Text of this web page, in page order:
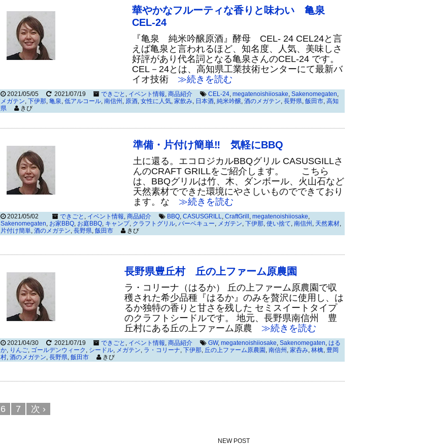
華やかなフルーティな香りと味わい 亀泉
CEL-24
『亀泉 純米吟醸原酒』酵母 CEL- 24 CEL24と言
えば亀泉と言われるほど、知名度、人気、美味しさ
好評があり代名詞となる亀泉さんのCEL-24 です。
CEL－24とは、高知県工業技術センターにて最新バ
イオ技術≫続きを読む
2021/05/05 2021/07/19 できごと , イベント情報, 商品紹介 CEL-24, megatenoishiiosake, Sakenomegaten,
メガテン, 下伊那, 亀泉, 低アルコール, 南信州 , 原酒, 女性に人気, 家飲み, 日本酒, 純米吟醸, 酒のメガテン, 長野県, 飯田市, 高知
県
きび
準備・片付け簡単‼ 気軽にBBQ
土に還る。エコロジカルBBQグリル CASUSGILLさ
んのCRAFT GRILLをご紹介します。 こちら
は、BBQグリルは竹、木、ダンボール、火山石など
天然素材でできた環境にやさしいものでできており
ます。な ≫続きを読む
2021/05/02 できごと , イベント情報, 商品紹介 BBQ, CASUSGRILL, CraftGrill , megatenoishiiosake,
Sakenomegaten, お家BBQ, お庭BBQ, キャンプ, クラフトグリル, バーベキュー, メガテン, 下伊那, 使い捨て, 南信州 , 天然素材,
片付け簡単, 酒のメガテン, 長野県, 飯田市 きび
長野県豊丘村 丘の上ファーム原農園
ラ・コリーナ（はるか） 丘の上ファーム原農園で収
穫された希少品種『はるか』のみを贅沢に使用し、は
るか独特の香りと甘さを残した セミスイートタイプ
のクラフトシードルです。 地元、長野県南信州 豊
丘村にある丘の上ファーム原農 ≫続きを読む
2021/04/30 2021/07/19 できごと , イベント情報, 商品紹介 GW, megatenoishiiosake, Sakenomegaten, はる
か, りんご, ゴールデンウィーク , シードル, メガテン, ラ・コリーナ, 下伊那, 丘の上ファーム原農園 , 南信州 , 家呑み, 林檎, 豊岡
村, 酒のメガテン, 長野県, 飯田市 きび
6 7 次 ›
NEW POST